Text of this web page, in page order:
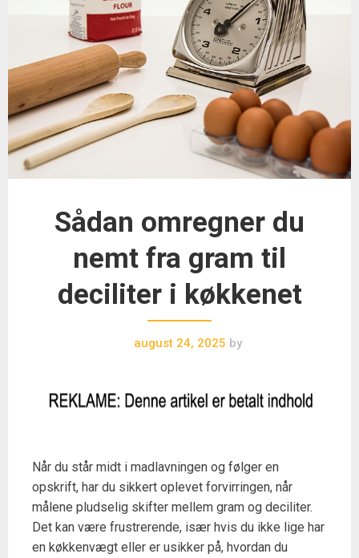
Sådan omregner du
nemt fra gram til
deciliter i køkkenet
august 24, 2025 by
Når du står midt i madlavningen og følger en
opskrift, har du sikkert oplevet forvirringen, når
målene pludselig skifter mellem gram og deciliter.
Det kan være frustrerende, især hvis du ikke lige har
en køkkenvægt eller er usikker på, hvordan du